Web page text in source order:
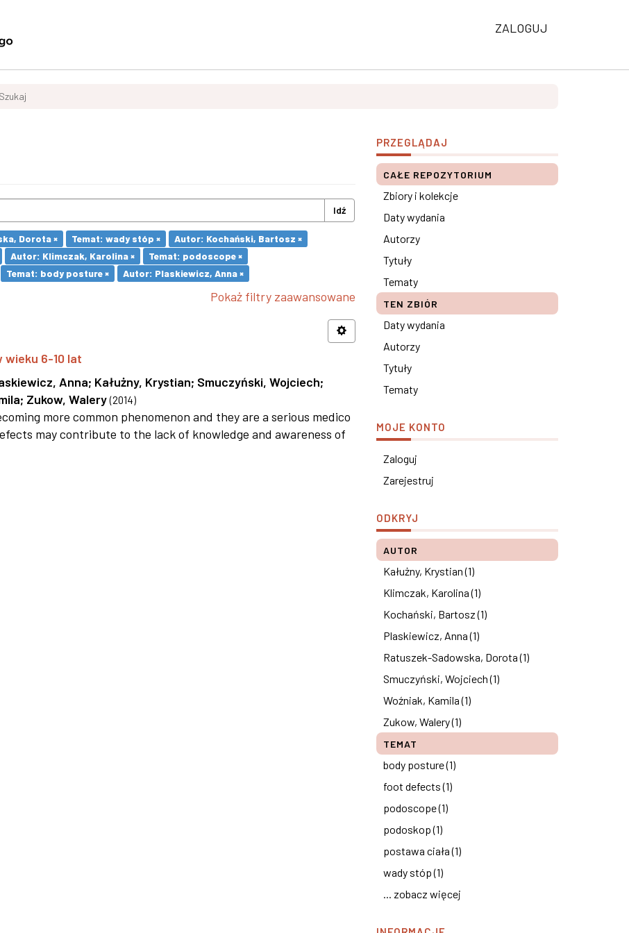
ZALOGUJ
Szukaj
Idź
Dorota × Temat: wady stóp ×
Autor: Kochański, Bartosz ×
Autor: Klimczak, Karolina ×
Temat: podoscope ×
Temat: body posture × Autor: Plaskiewicz, Anna ×
Pokaż filtry zaawansowane
wieku 6-10 lat
Anna; Kałużny, Krystian; Smuczyński, Wojciech;
; Zukow, Walery (2014)
more common phenomenon and they are a serious medico
may contribute to the lack of knowledge and awareness of
PRZEGLĄDAJ
CAŁE REPOZYTORIUM
Zbiory i kolekcje
Daty wydania
Autorzy
Tytuły
Tematy
TEN ZBIÓR
Daty wydania
Autorzy
Tytuły
Tematy
MOJE KONTO
Zaloguj
Zarejestruj
ODKRYJ
AUTOR
Kałużny, Krystian (1)
Klimczak, Karolina (1)
Kochański, Bartosz (1)
Plaskiewicz, Anna (1)
Ratuszek-Sadowska, Dorota (1)
Smuczyński, Wojciech (1)
Woźniak, Kamila (1)
Zukow, Walery (1)
TEMAT
body posture (1)
foot defects (1)
podoscope (1)
podoskop (1)
postawa ciała (1)
wady stóp (1)
... zobacz więcej